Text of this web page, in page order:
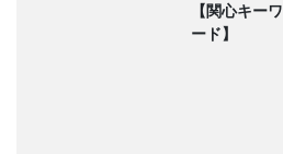
【関心キーワ
ード】